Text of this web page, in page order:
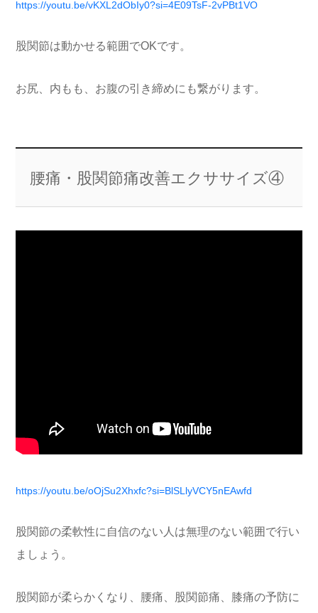
https://youtu.be/vKXL2dObIy0?si=4E09TsF-2vPBt1VO
股関節は動かせる範囲でOKです。
お尻、内もも、お腹の引き締めにも繋がります。
腰痛・股関節痛改善エクササイズ④
https://youtu.be/oOjSu2Xhxfc?si=BlSLlyVCY5nEAwfd
股関節の柔軟性に自信のない人は無理のない範囲で行い
ましょう。
股関節が柔らかくなり、腰痛、股関節痛、膝痛の予防に